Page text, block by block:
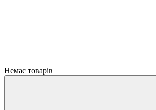
Немає товарів